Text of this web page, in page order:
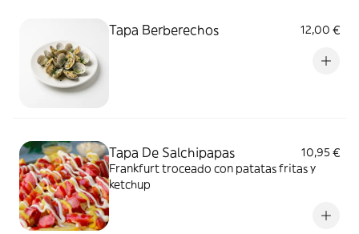
Tapa Berberechos 12,00 €
Tapa De Salchipapas
10,95 €
Frankfurt troceado con patatas fritas y
ketchup